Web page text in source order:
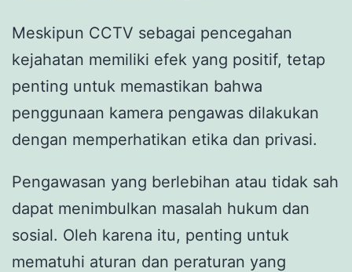
Meskipun CCTV sebagai pencegahan
kejahatan memiliki efek yang positif, tetap
penting untuk memastikan bahwa
penggunaan kamera pengawas dilakukan
dengan memperhatikan etika dan privasi.
Pengawasan yang berlebihan atau tidak sah
dapat menimbulkan masalah hukum dan
sosial. Oleh karena itu, penting untuk
mematuhi aturan dan peraturan yang